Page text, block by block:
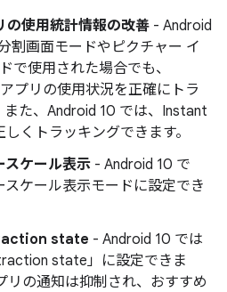
使用統計情報の改善 - Android
割画面モードやピクチャー イ
で使用された場合でも、
プリの使用状況を正確にトラ
また、Android 10 では、Instant
くトラッキングできます。
スケール表示 - Android 10 で
ケール表示モードに設定でき
state - Android 10 では
state」に設定できま
リの通知は抑制され、おすすめ